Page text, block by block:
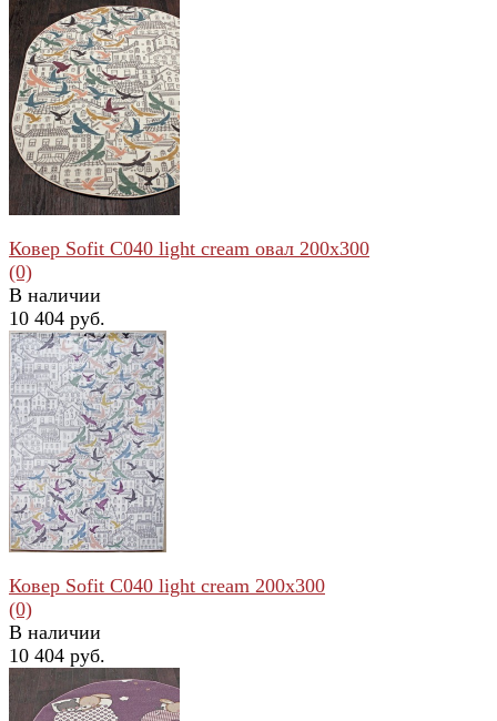
избранное сравнить
избранное сравнить
Ковер Sofit C040 light cream овал 200x300
(0)
В наличии
10 404 руб.
Ковер Sofit C040 light cream 200x300
(0)
В наличии
10 404 руб.